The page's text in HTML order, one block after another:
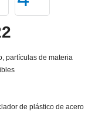
partículas de materia
de plástico de acero